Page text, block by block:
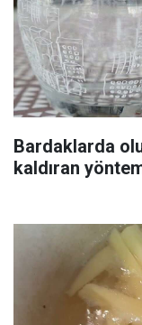
Bardaklarda
kaldıran